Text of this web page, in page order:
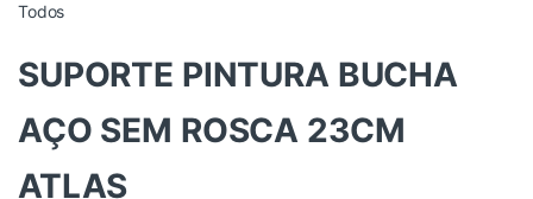
Todos
SUPORTE PINTURA BUCHA
AÇO SEM ROSCA 23CM
ATLAS